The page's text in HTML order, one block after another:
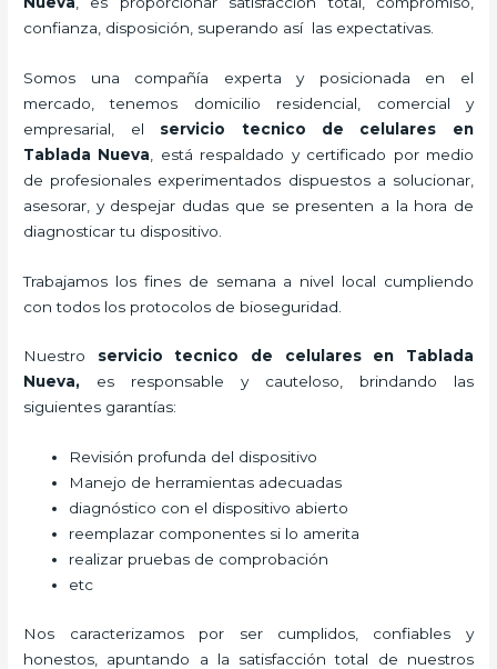
confianza, disposición, superando así las expectativas.
Somos una compañía experta y posicionada en el
mercado, tenemos domicilio residencial, comercial y
empresarial, el servicio tecnico de celulares en
Tablada Nueva , está respaldado y certificado por medio
de profesionales experimentados dispuestos a solucionar,
asesorar, y despejar dudas que se presenten a la hora de
diagnosticar tu dispositivo.
Trabajamos los fines de semana a nivel local cumpliendo
con todos los protocolos de bioseguridad.
Nuestro servicio tecnico de celulares en Tablada
Nueva, es responsable y cauteloso, brindando las
siguientes garantías:
Revisión profunda del dispositivo
Manejo de herramientas adecuadas
diagnóstico con el dispositivo abierto
reemplazar componentes si lo amerita
realizar pruebas de comprobación
etc
Nos caracterizamos por ser cumplidos, confiables y
honestos, apuntando a la satisfacción total de nuestros